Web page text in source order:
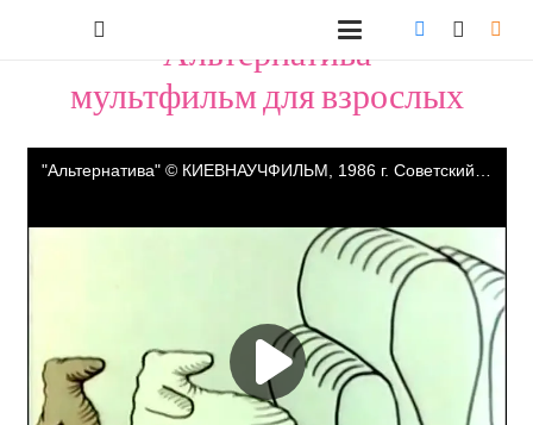
"Альтернатива"
мультфильм для взрослых